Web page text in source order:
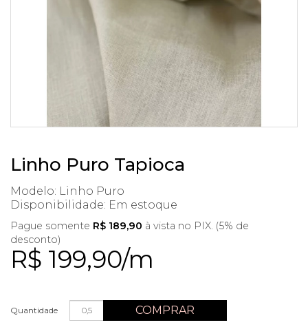
Linho Puro Tapioca
Modelo: Linho Puro
Disponibilidade: Em estoque
R$ 199,90/m
Pague somente R$ 189,90 à vista no PIX. (5% de
desconto)
Quantidade COMPRAR